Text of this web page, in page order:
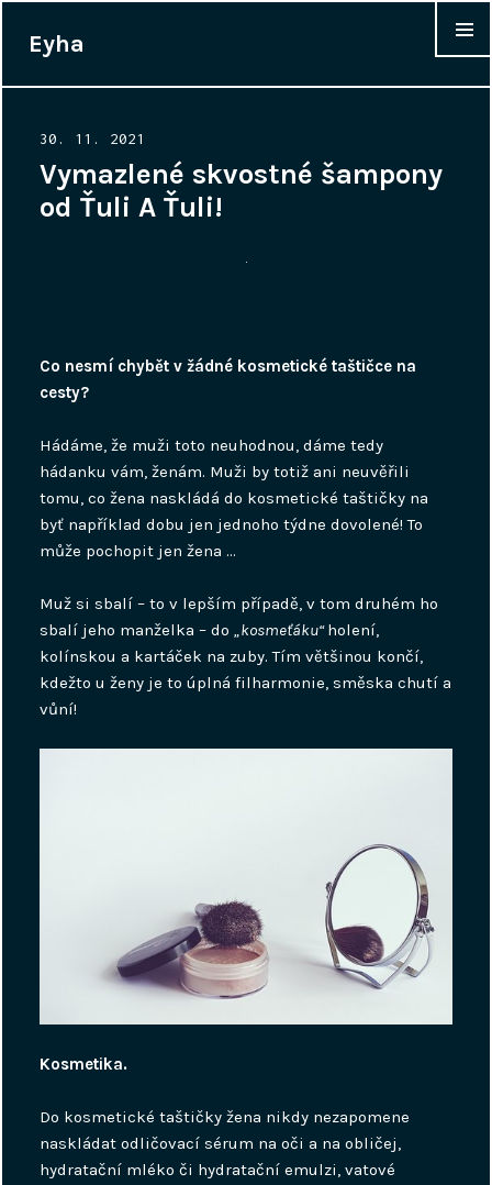
Eyha
Posted
on
30. 11. 2021
Vymazlené skvostné šampony
od Ťuli A Ťuli!
Co nesmí chybět v žádné kosmetické taštičce na
cesty?
Hádáme, že muži toto neuhodnou, dáme tedy
hádanku vám, ženám. Muži by totiž ani neuvěřili
tomu, co žena naskládá do kosmetické taštičky na
byť například dobu jen jednoho týdne dovolené! To
může pochopit jen žena …
Muž si sbalí – to v lepším případě, v tom druhém ho
sbalí jeho manželka – do„kosmeťáku“holení,
kolínskou a kartáček na zuby. Tím většinou končí,
kdežto u ženy je to úplná filharmonie, směska chutí a
vůní!
Kosmetika.
Do kosmetické taštičky žena nikdy nezapomene
naskládat odličovací sérum na oči a na obličej,
hydratační mléko či hydratační emulzi, vatové